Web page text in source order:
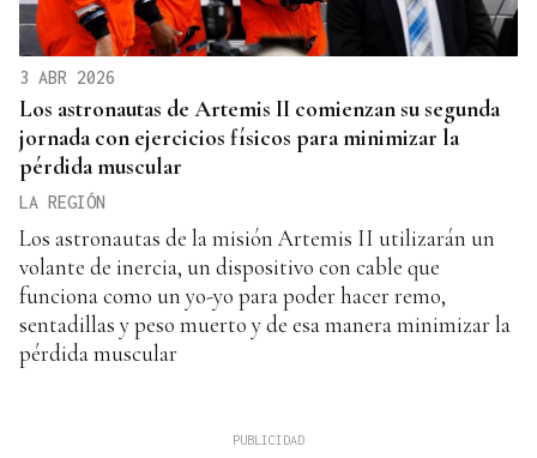
3 ABR 2026
Los astronautas de Artemis II comienzan su segunda
jornada con ejercicios físicos para minimizar la
pérdida muscular
LA REGIÓN
Los astronautas de la misión Artemis II utilizarán un
volante de inercia, un dispositivo con cable que
funciona como un yo-yo para poder hacer remo,
sentadillas y peso muerto y de esa manera minimizar la
pérdida muscular